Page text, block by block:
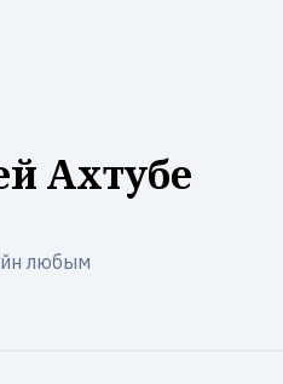
Ахтубе
любым